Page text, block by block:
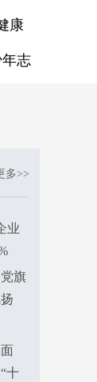
康
年志
多>>
业
旗
十